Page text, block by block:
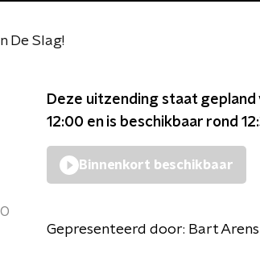
De Slag!
Deze uitzending staat gepland
12:00 en is beschikbaar rond
Binnenkort beschikbaar
Gepresenteerd door: Bart Arens